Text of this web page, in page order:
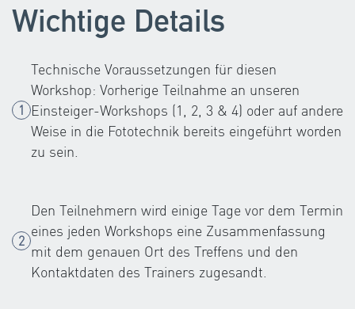
Wichtige Details
Technische Voraussetzungen für diesen
Workshop: Vorherige Teilnahme an unseren
Einsteiger-Workshops (1, 2, 3 & 4) oder auf andere
Weise in die Fototechnik bereits eingeführt worden
zu sein.
Den Teilnehmern wird einige Tage vor dem Termin
eines jeden Workshops eine Zusammenfassung
mit dem genauen Ort des Treffens und den
Kontaktdaten des Trainers zugesandt.